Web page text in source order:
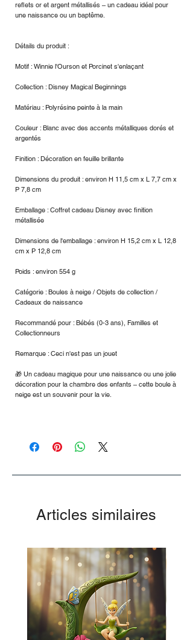
reflets or et argent métallisés – un cadeau idéal pour
une naissance ou un baptême.
Détails du produit :
Motif : Winnie l'Ourson et Porcinet s'enlaçant
Collection : Disney Magical Beginnings
Matériau : Polyrésine peinte à la main
Couleur : Blanc avec des accents métalliques dorés et
argentés
Finition : Décoration en feuille brillante
Dimensions du produit : environ H 11,5 cm x L 7,7 cm x
P 7,8 cm
Emballage : Coffret cadeau Disney avec finition
métallisée
Dimensions de l'emballage : environ H 15,2 cm x L 12,8
cm x P 12,8 cm
Poids : environ 554 g
Catégorie : Boules à neige / Objets de collection /
Cadeaux de naissance
Recommandé pour : Bébés (0-3 ans), Familles et
Collectionneurs
Remarque : Ceci n'est pas un jouet
🎁 Un cadeau magique pour une naissance ou une jolie
décoration pour la chambre des enfants – cette boule à
neige est un souvenir pour la vie.
Articles similaires